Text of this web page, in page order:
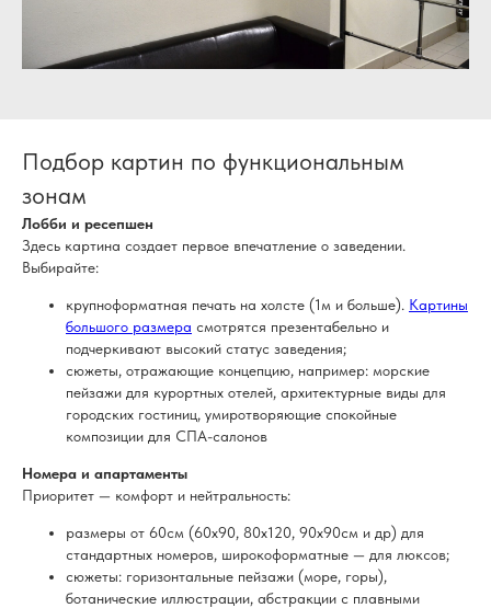
Подбор картин по функциональным
зонам
Лобби и ресепшен
Здесь картина создает первое впечатление о заведении.
Выбирайте:
крупноформатная печать на холсте (1м и больше). Картины
большого размера смотрятся презентабельно и
подчеркивают высокий статус заведения;
сюжеты, отражающие концепцию, например: морские
пейзажи для курортных отелей, архитектурные виды для
городских гостиниц, умиротворяющие спокойные
композиции для СПА-салонов
Номера и апартаменты
Приоритет — комфорт и нейтральность:
размеры от 60см (60х90, 80х120, 90х90см и др) для
стандартных номеров, широкоформатные — для люксов;
сюжеты: горизонтальные пейзажи (море, горы),
ботанические иллюстрации, абстракции с плавными